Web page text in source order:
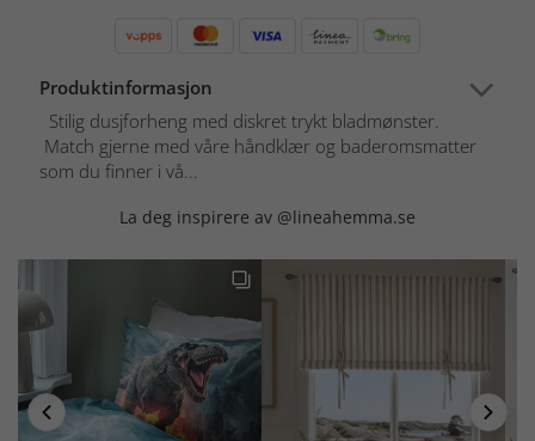
Produktinformasjon
Stilig dusjforheng med diskret trykt bladmønster.
Match gjerne med våre håndklær og baderomsmatter
som du finner i vå...
La deg inspirere av @lineahemma.se